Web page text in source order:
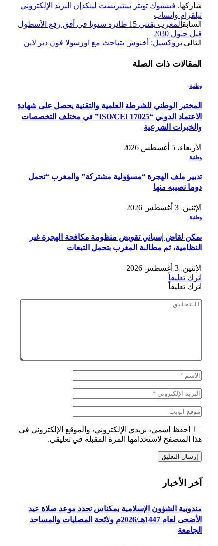
شاركها. فيسبوك تويتر بينتيريست لينكدإن البريد الإلكتروني
تيلقرام واتساب
السابق
المغرب يقتني 15 طائرة سنويا في أفق رفع الأسطول
قبل حلول 2030
التالي بروكسيل: أخنوش يتباحث مع اورسولا فون دير لاين
المقالات ذات الصلة
وطنية
المختبر الوطني للشرطة العلمية والتقنية يحصل على شهادة
الاعتماد الدولي “ISO/CEI 17025” في مختلف التخصصات
والخبرات الشرعية
الأربعاء، 5 أغسطس 2026
وطنية
تدبير ملف الهجرة “مسؤولية مشتركة” والمغرب “تحمل
دوما نصيبه منها
الإثنين، 3 أغسطس 2026
وطنية
يمكن لقاض إسباني تقويض منظومة مكافحة الهجرة غير
النظامية، ثم مطالبة المغرب بتحمل التبعات
الإثنين، 3 أغسطس 2026
اترك تعليقاً
اترك تعليقاً
احفظ اسمي، بريدي الإلكتروني، والموقع الإلكتروني في
هذا المتصفح لاستخدامها المرة المقبلة في تعليقي.
آخر الأخبار
مندوبية الشؤون الإسلامية بمكناس تحدد موعد صلاة عيد
الأضحى لعام 1447هـ/2026م ولائحة المصليات والمساجد
الجامعة